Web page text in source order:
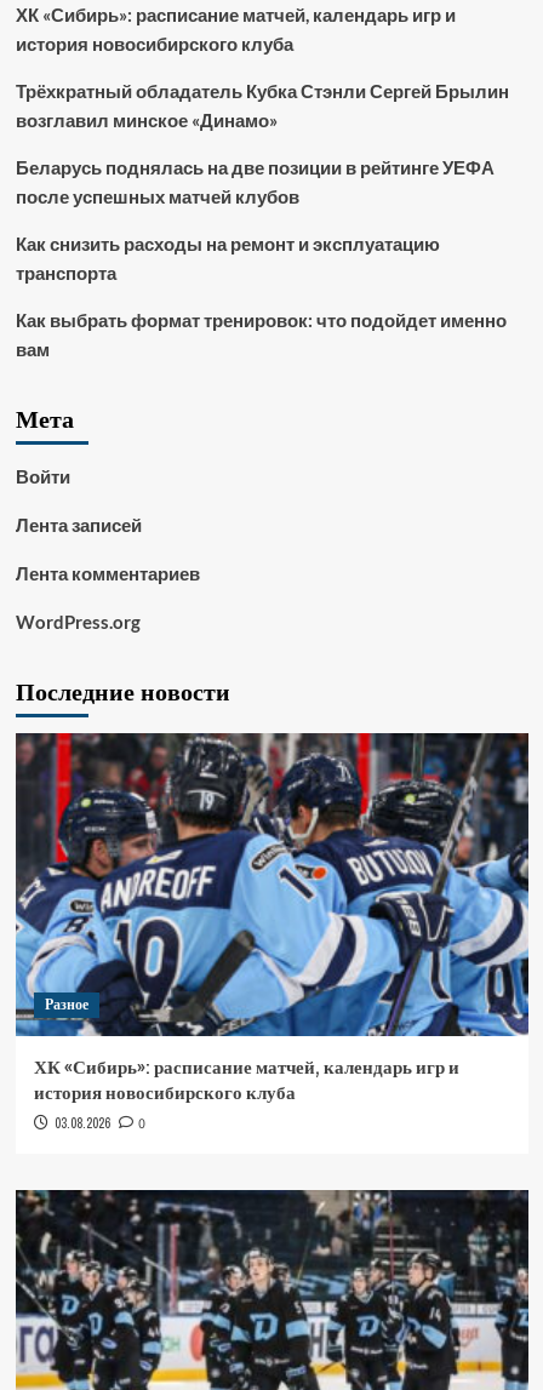
ХК «Сибирь»: расписание матчей, календарь игр и
история новосибирского клуба
Трёхкратный обладатель Кубка Стэнли Сергей Брылин
возглавил минское «Динамо»
Беларусь поднялась на две позиции в рейтинге УЕФА
после успешных матчей клубов
Как снизить расходы на ремонт и эксплуатацию
транспорта
Как выбрать формат тренировок: что подойдет именно
вам
Мета
Войти
Лента записей
Лента комментариев
WordPress.org
Последние новости
Разное
ХК «Сибирь»: расписание матчей, календарь игр и
история новосибирского клуба
03.08.2026 0